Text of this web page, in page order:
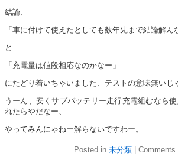
結論、
「車に付けて使えたとしても数年先まで結論解ん
と
「充電量は値段相応なのかなー」
にたどり着いちゃいました、テストの意味無いじ
うーん、安くサブバッテリー走行充電組むなら
れたらやだなー、
やってみんにゃねー解らないですわー。
Posted in 未分類 Comments